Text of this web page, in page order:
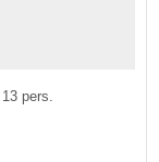
13 pers.